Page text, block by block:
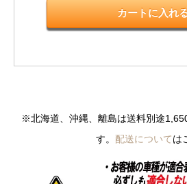
※北海道、沖縄、離島は送料別途
す。 配送については